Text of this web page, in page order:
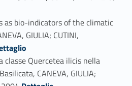
as bio-indicators of the climatic
GIULIA; CUTINI,
Quercetea ilicis nella
CANEVA, GIULIA;
Link identifier #identifier_person_11938-68